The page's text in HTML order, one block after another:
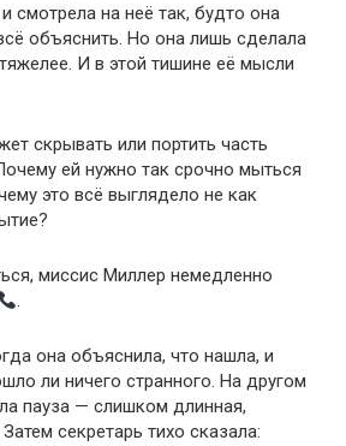
смотрела на неё так, будто она
объяснить. Но она лишь сделала
И в этой тишине её мысли
скрывать или портить часть
ей нужно так срочно мыться
это всё выглядело не как
миссис Миллер немедленно
.
она объяснила, что нашла, и
ли ничего странного. На другом
пауза — слишком длинная,
секретарь тихо сказала: